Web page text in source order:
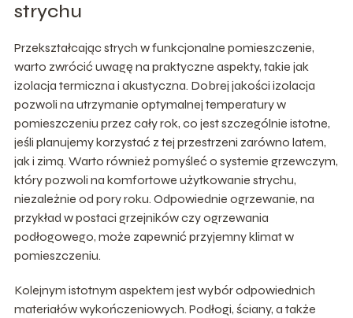
strychu
Przekształcając strych w funkcjonalne pomieszczenie,
warto zwrócić uwagę na praktyczne aspekty, takie jak
izolacja termiczna i akustyczna. Dobrej jakości izolacja
pozwoli na utrzymanie optymalnej temperatury w
pomieszczeniu przez cały rok, co jest szczególnie istotne,
jeśli planujemy korzystać z tej przestrzeni zarówno latem,
jak i zimą. Warto również pomyśleć o systemie grzewczym,
który pozwoli na komfortowe użytkowanie strychu,
niezależnie od pory roku. Odpowiednie ogrzewanie, na
przykład w postaci grzejników czy ogrzewania
podłogowego, może zapewnić przyjemny klimat w
pomieszczeniu.
Kolejnym istotnym aspektem jest wybór odpowiednich
materiałów wykończeniowych. Podłogi, ściany, a także